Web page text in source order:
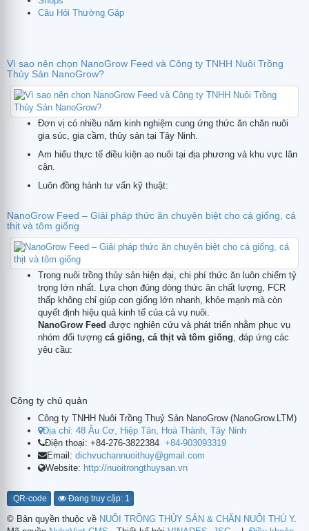
Câu Hỏi Thường Gặp
Vì sao nên chọn NanoGrow Feed và Công ty TNHH Nuôi Trồng
Thủy Sản NanoGrow?
Đơn vị có nhiều năm kinh nghiệm cung ứng thức ăn chăn nuôi
gia súc, gia cầm, thủy sản tại Tây Ninh.
Am hiểu thực tế điều kiện ao nuôi tại địa phương và khu vực lân
cận.
Luôn đồng hành tư vấn kỹ thuật:
NanoGrow Feed – Giải pháp thức ăn chuyên biệt cho cá giống, cá
thịt và tôm giống
Trong nuôi trồng thủy sản hiện đại, chi phí thức ăn luôn chiếm tỷ
trọng lớn nhất. Lựa chọn đúng dòng thức ăn chất lượng, FCR
thấp không chỉ giúp con giống lớn nhanh, khỏe mạnh mà còn
quyết định hiệu quả kinh tế của cả vụ nuôi.
NanoGrow Feed được nghiên cứu và phát triển nhằm phục vụ
nhóm đối tượng cá giống, cá thịt và tôm giống, đáp ứng các
yêu cầu:
Công ty chủ quản
Công ty TNHH Nuôi Trồng Thuỷ Sản NanoGrow(NanoGrow.LTM)
Địa chỉ: 48 Âu Cơ, Hiệp Tân, Hoà Thành, Tây Ninh
Điện thoại: +84-276-3822384 +84-903093319
Email: dichvuchannuoithuy@gmail.com
Website: http://nuoitrongthuysan.vn
QR-code Đang truy cập: 1
© Bản quyền thuộc về NUÔI TRỒNG THỦY SẢN & CHĂN NUÔI THÚ Y.